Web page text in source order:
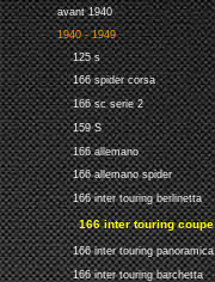
avant 1940
1940 - 1949
125 s
166 spider corsa
166 sc serie 2
159 S
166 allemano
166 allemano spider
166 inter touring berlinetta
166 inter touring coupe
166 inter touring panoramica
166 inter touring barchetta